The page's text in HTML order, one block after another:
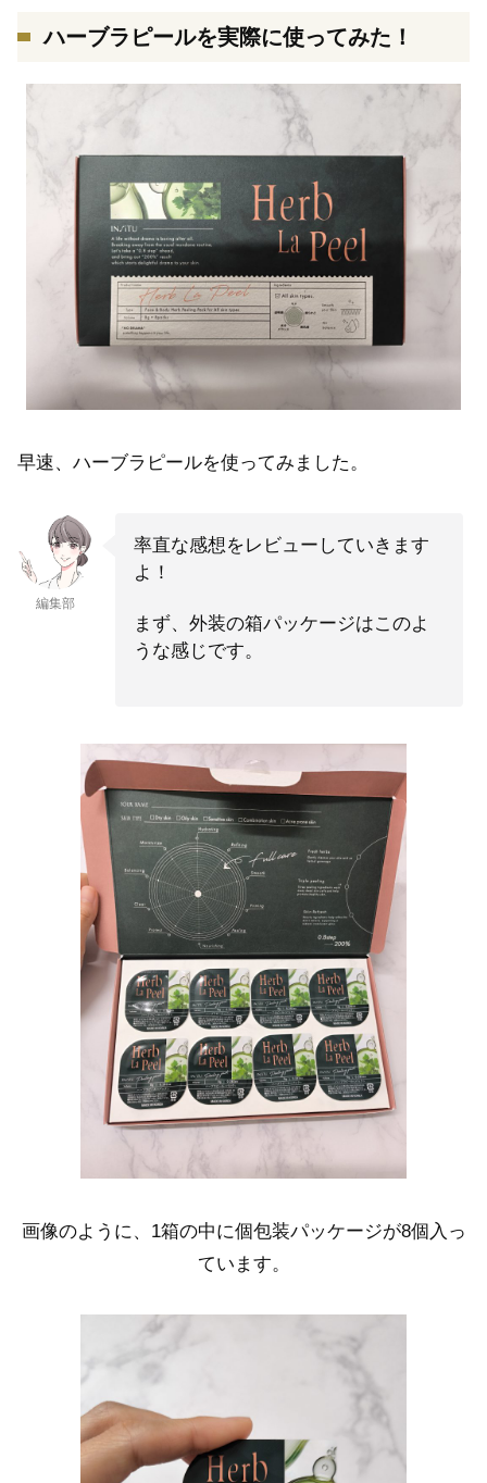
ハーブラピールを実際に使ってみた！
早速、ハーブラピールを使ってみました。
編集部
率直な感想をレビューしていきます
よ！
まず、外装の箱パッケージはこのよ
うな感じです。
画像のように、1箱の中に個包装パッケージが8個入っ
ています。